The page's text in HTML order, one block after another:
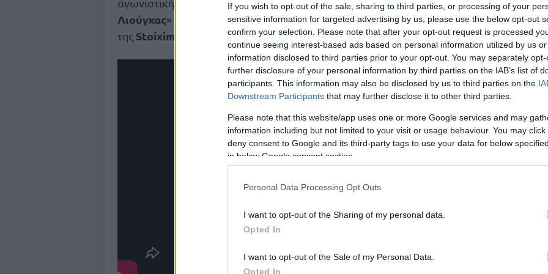
If you wish to opt-out of the sale, sharing to third parties, or processing of your
sensitive information for targeted advertising by us, please use the below opt-out
confirm your selection. Please note that after your opt-out request is processed
continue seeing interest-based ads based on personal information utilized by us
information disclosed to third parties prior to your opt-out. You may separately
further disclosure of your personal information by third parties on the IAB’s list of
participants. This information may also be disclosed by us to third parties on the
Downstream Participants that may further disclose it to other third parties.
Please note that this website/app uses one or more Google services and may
information including but not limited to your visit or usage behaviour. You may
deny consent to Google and its third-party tags to use your data for below
in below Google consent section.
Personal Data Processing Opt Outs
I want to opt-out of the Sharing of my personal data.
Opted In
I want to opt-out of the Sale of my Personal Data.
Opted In
αγωνιστική, ενώ προηγείται το παιχνίδι με το
στο «
Λιούγκας» της Γλυφάδαςτο Σάββατο (8/11, 18:15) για την 6η αγωνιστική
της Stoiximan GBL